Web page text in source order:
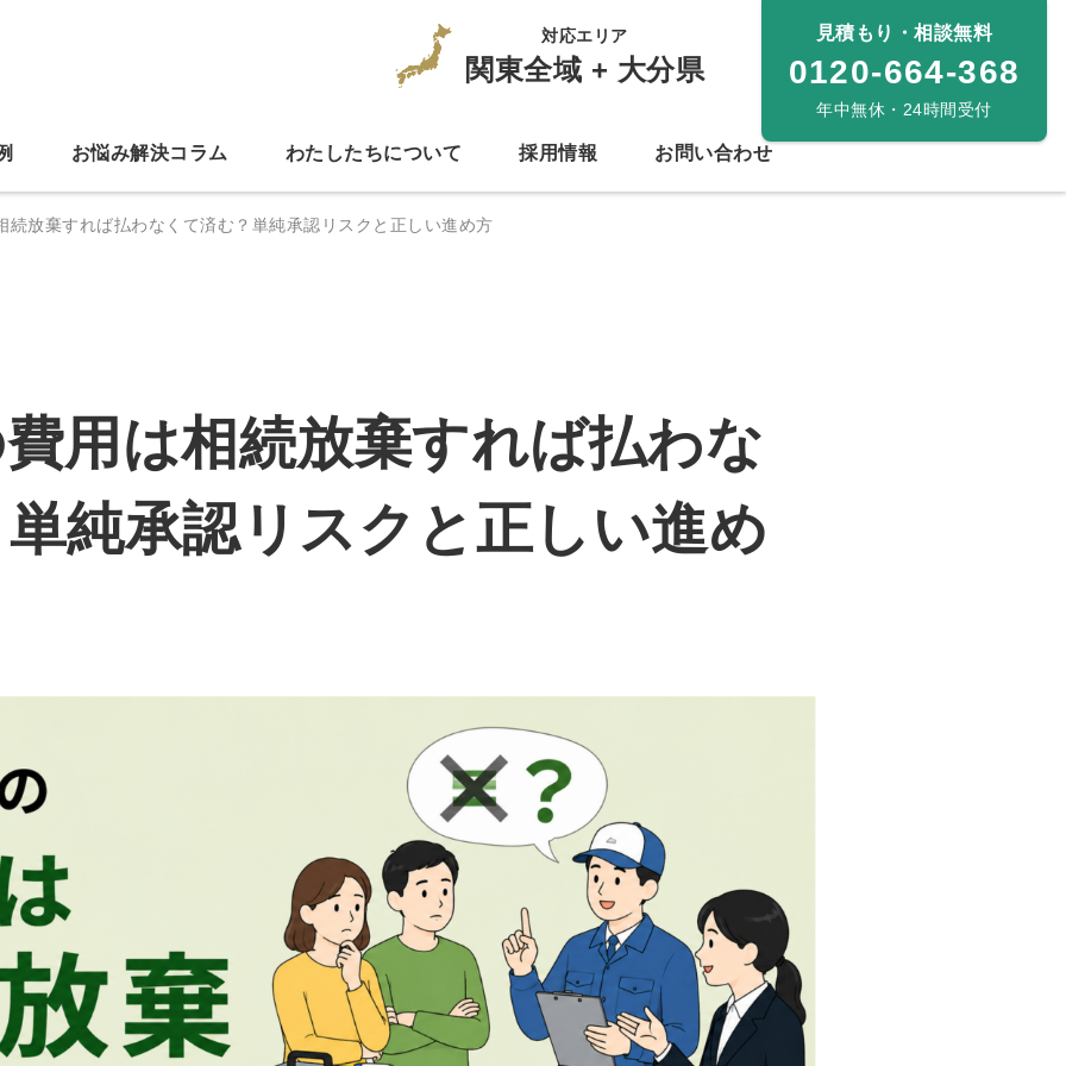
対応エリア
関東全域 + 大分県
見積もり・相談無料
0120-664-368
年中無休・24時間受付
お悩み解決コラム わたしたちについて 採用情報 お問い合わせ
続放棄すれば払わなくて済む？単純承認リスクと正しい進め方
用は相続放棄すれば払わな
純承認リスクと正しい進め